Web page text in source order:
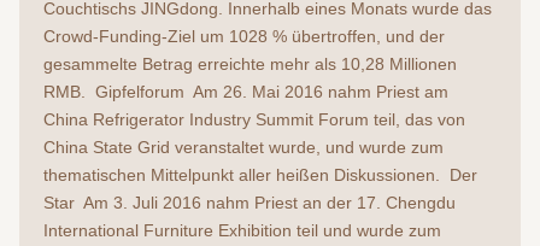
Couchtischs JINGdong. Innerhalb eines Monats wurde das
Crowd-Funding-Ziel um 1028 % übertroffen, und der
gesammelte Betrag erreichte mehr als 10,28 Millionen
RMB.  Gipfelforum  Am 26. Mai 2016 nahm Priest am
China Refrigerator Industry Summit Forum teil, das von
China State Grid veranstaltet wurde, und wurde zum
thematischen Mittelpunkt aller heißen Diskussionen.  Der
Star  Am 3. Juli 2016 nahm Priest an der 17. Chengdu
International Furniture Exhibition teil und wurde zum